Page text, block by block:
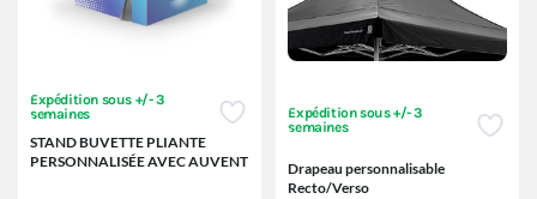
Expédition sous +/- 3
semaines
STAND BUVETTE PLIANTE
PERSONNALISÉE AVEC AUVENT
Expédition sous +/- 3
semaines
Drapeau personnalisable
Recto/Verso